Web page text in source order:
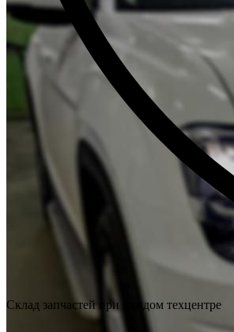
Склад запчастей при каждом техцентре